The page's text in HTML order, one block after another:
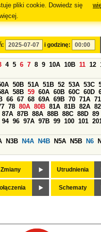
pliki cookie. Dowiedz się
i godzinę:
4 5 6 7 8 9 10A 10B 11 12
50B 51A 51B 52 53A 53C
58B 59 60A 60B 60C 60D
66 67 68 69A 69B 70 71A
78 80A 80B 81A 81B 82A
87A 87B 88A 88B 88C 88D 89
94 96 97A 97B 99 100 101
N3B N4A N4B N5A N5B N6
Zmiany Utrudnienia
Schematy